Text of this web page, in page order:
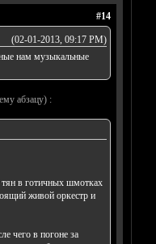
#14
(02-01-2013, 09:17 PM)
нам музыкальные
абзацу) :
в готичных шмотках
живой оркестр и
чего в погоне за